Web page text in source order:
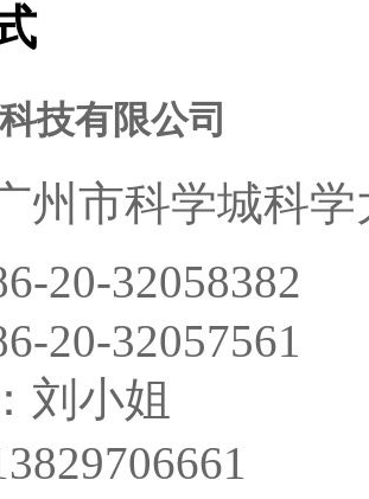
技有限公司
州市科学城科
20-32058382
20-32057561
刘小姐